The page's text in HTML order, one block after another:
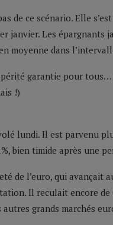
de ce scénario. Elle
janvier. Les
moyenne dans
garantie pour tous…
!)
lundi. Il est parvenu
bien timide après une
de l’euro, qui avançait
Il reculait encore
grands marchés